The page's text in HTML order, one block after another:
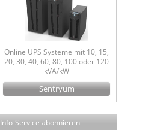
Online UPS Systeme mit 10, 15,
20, 30, 40, 60, 80, 100 oder 120
kVA/kW
Sentryum
Info-Service abonnieren